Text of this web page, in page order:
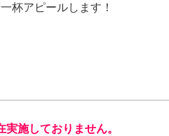
杯アピールします！
施しておりません。